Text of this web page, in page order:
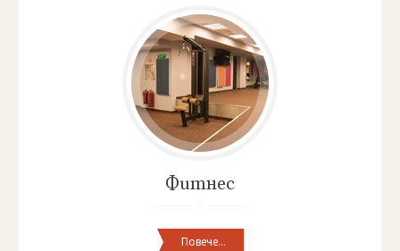
Разгледайте
нашия
фитнес!
Фитнес
Повече...